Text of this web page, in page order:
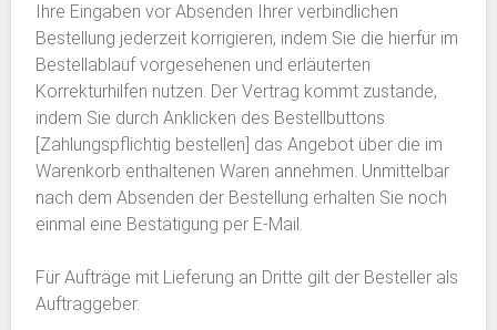
Ihre Eingaben vor Absenden Ihrer verbindlichen
Bestellung jederzeit korrigieren, indem Sie die hierfür im
Bestellablauf vorgesehenen und erläuterten
Korrekturhilfen nutzen. Der Vertrag kommt zustande,
indem Sie durch Anklicken des Bestellbuttons
[Zahlungspflichtig bestellen] das Angebot über die im
Warenkorb enthaltenen Waren annehmen. Unmittelbar
nach dem Absenden der Bestellung erhalten Sie noch
einmal eine Bestätigung per E-Mail.
Für Aufträge mit Lieferung an Dritte gilt der Besteller als
Auftraggeber.